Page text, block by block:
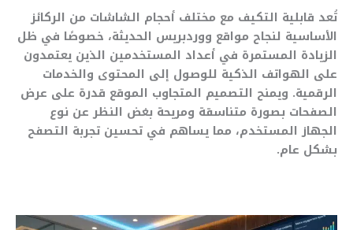
تُعد قابلية التكيف مع مختلف أحجام الشاشات من الركائز
الأساسية لنجاح مواقع ووردبريس الحديثة، خصوصًا في ظل
الزيادة المستمرة في أعداد المستخدمين الذين يعتمدون
على الهواتف الذكية للوصول إلى المحتوى والخدمات
الرقمية. ويمنح التصميم المتجاوب الموقع قدرة على عرض
الصفحات بصورة متناسقة ومريحة بغض النظر عن نوع
الجهاز المستخدم، مما يساهم في تحسين تجربة التصفح
بشكل عام.